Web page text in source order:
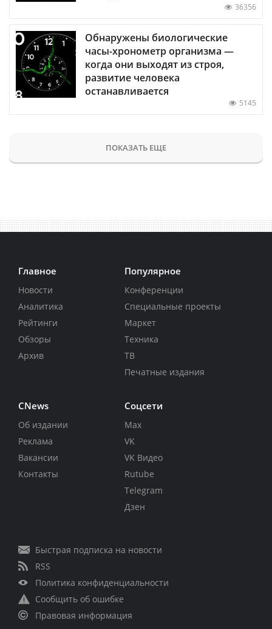
36356
Обнаружены биологические
часы-хронометр организма —
когда они выходят из строя,
развитие человека
останавливается
5145
ПОКАЗАТЬ ЕЩЕ
Главное
Новости
Аналитика
Рейтинги
Обзоры
Архив
Популярное
Конференции
Специальные проекты
Маркет
Техника
ТВ
Печатные издания
CNews
Об издании
Реклама
Вакансии
Контакты
Соцсети
Max
VK
VK Видео
Rutube
Telegram
Дзен
Быстрая подписка на новости
RSS
Политика конфиденциальности
Сообщить об ошибке
Правовая информация